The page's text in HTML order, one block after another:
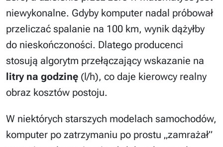
niewykonalne. Gdyby komputer nadal próbował
przeliczać spalanie na 100 km, wynik dążyłby
do nieskończoności. Dlatego producenci
stosują algorytm przełączający wskazanie na
litry na godzinę (l/h), co daje kierowcy realny
obraz kosztów postoju.
W niektórych starszych modelach samochodów,
komputer po zatrzymaniu po prostu „zamrażał”